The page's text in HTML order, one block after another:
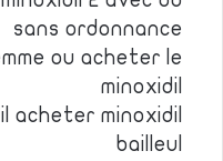
sans ordonnance
ou acheter le
minoxidil
acheter minoxidil
bailleul